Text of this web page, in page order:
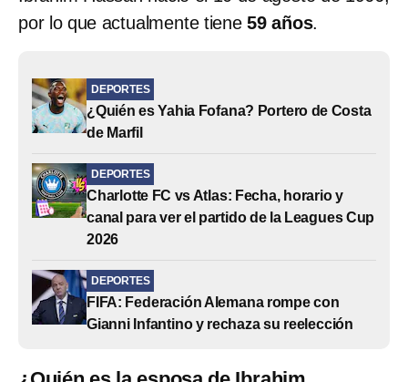
por lo que actualmente tiene59 años.
DEPORTES
¿Quién es Yahia Fofana? Portero de Costa
de Marfil
DEPORTES
Charlotte FC vs Atlas: Fecha, horario y
canal para ver el partido de la Leagues Cup
2026
DEPORTES
FIFA: Federación Alemana rompe con
Gianni Infantino y rechaza su reelección